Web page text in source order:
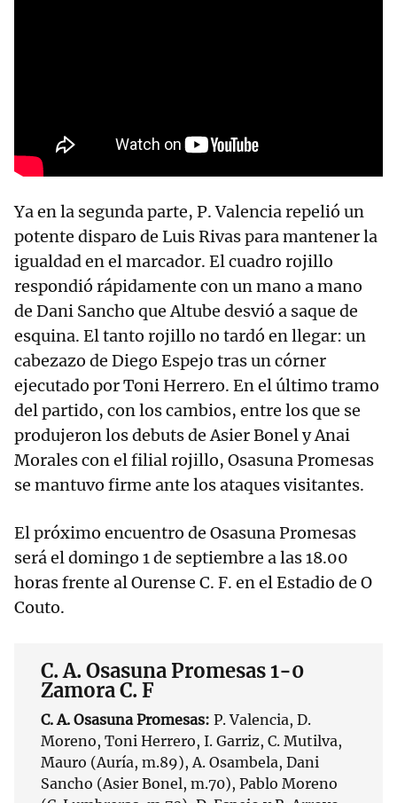
Ya en la segunda parte, P. Valencia repelió un
potente disparo de Luis Rivas para mantener la
igualdad en el marcador. El cuadro rojillo
respondió rápidamente con un mano a mano
de Dani Sancho que Altube desvió a saque de
esquina. El tanto rojillo no tardó en llegar: un
cabezazo de Diego Espejo tras un córner
ejecutado por Toni Herrero. En el último tramo
del partido, con los cambios, entre los que se
produjeron los debuts de Asier Bonel y Anai
Morales con el filial rojillo, Osasuna Promesas
se mantuvo firme ante los ataques visitantes.
El próximo encuentro de Osasuna Promesas
será el domingo 1 de septiembre a las 18.00
horas frente al Ourense C. F. en el Estadio de O
Couto.
C. A. Osasuna Promesas 1-0
Zamora C. F
C. A. Osasuna Promesas: P. Valencia, D.
Moreno, Toni Herrero, I. Garriz, C. Mutilva,
Mauro (Auría, m.89), A. Osambela, Dani
Sancho (Asier Bonel, m.70), Pablo Moreno